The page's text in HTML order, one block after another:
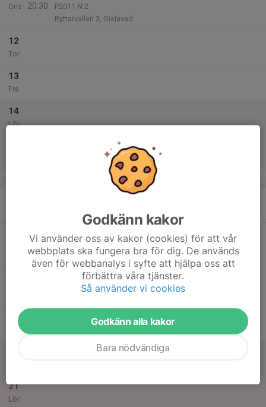
Ons
20:30
P2011 N 2
Ryttarvallen 3, Gislaved
12
Tor
13
Fre
14
Lör
v.25
GIS Ryttarvallen (B-plan)
19:00
21:00
Match mot Värnamo Södra FF 1
P2011 N 2
Ryttarvallen 3, Gislaved
19
Tor
21
Lör
Godkänn kakor
Vi använder oss av kakor (cookies) för att vår
webbplats ska fungera bra för dig. De används
även för webbanalys i syfte att hjälpa oss att
förbättra våra tjänster.
Så använder vi cookies
Godkänn alla kakor
Bara nödvändiga